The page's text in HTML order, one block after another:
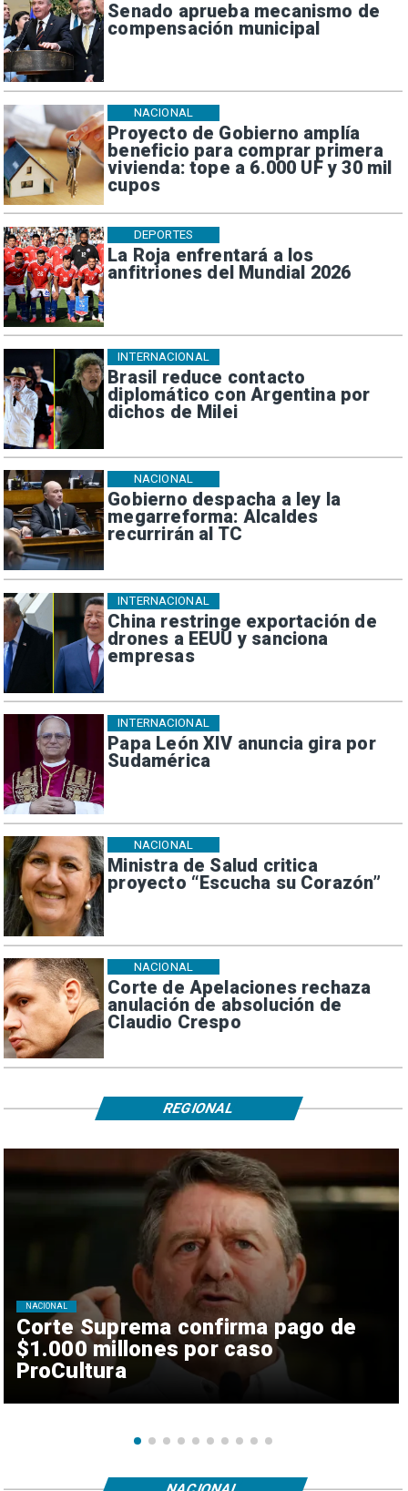
Senado aprueba mecanismo de
compensación municipal
Proyecto de Gobierno amplía
beneficio para comprar primera
vivienda: tope a 6.000 UF y 30 mil
cupos
NACIONAL
La Roja enfrentará a los
anfitriones del Mundial 2026
DEPORTES
Brasil reduce contacto
diplomático con Argentina por
dichos de Milei
INTERNACIONAL
Gobierno despacha a ley la
megarreforma: Alcaldes
recurrirán al TC
NACIONAL
China restringe exportación de
drones a EEUU y sanciona
empresas
INTERNACIONAL
Papa León XIV anuncia gira por
Sudamérica
INTERNACIONAL
Ministra de Salud critica
proyecto “Escucha su Corazón”
NACIONAL
Corte de Apelaciones rechaza
anulación de absolución de
Claudio Crespo
NACIONAL
Corte Suprema confirma pago de
$1.000 millones por caso
ProCultura
NACIONAL
REGIONAL